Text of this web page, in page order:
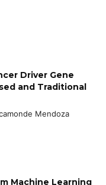
Driver Gene
and Traditional
Mendoza
Machine Learning